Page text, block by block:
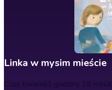
Linka w mysim mieście
Czas trwania3 godziny 16 minut